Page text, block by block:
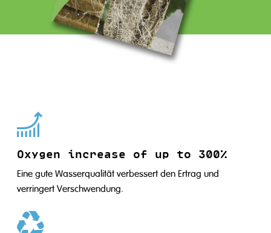
Oxygen increase of up to 300%
Eine gute Wasserqualität verbessert den Ertrag und
verringert Verschwendung.